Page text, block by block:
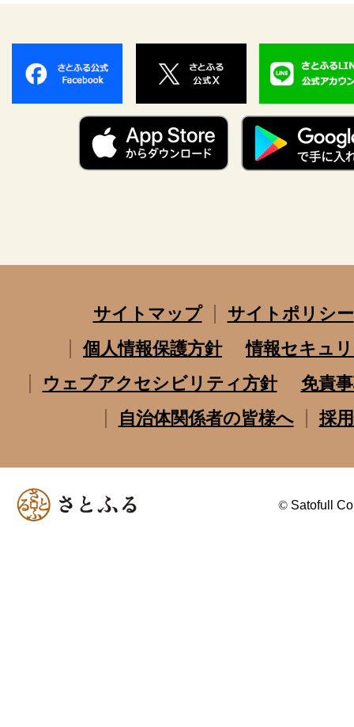
サイトマップ
サイトポリシー
個人情報保護方針
情報セキュ
ウェブアクセシビリティ方針
免責
自治体関係者の皆様へ
採
© Satofull